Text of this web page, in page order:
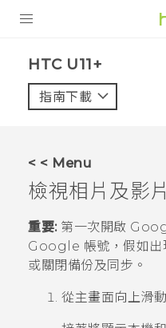
VIVE
應用程式
HTC U11+‎
指南下載
< < Menu
檢視相片及影片
重要:第一次開啟
Google 帳號，假如
或關閉備份及同步。
從主畫面向上滑